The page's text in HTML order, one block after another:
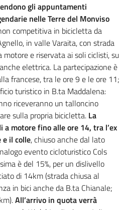
gli appuntamenti
nelle Terre del Monviso
competitiva in bicicletta da
in valle Varaita, con strada
e riservata ai soli ciclisti, su
elettrica. La partecipazione è
francese, tra le ore 9 e le ore 11;
turistico in B.ta Maddalena:
riceveranno un talloncino
sulla propria bicicletta. La
motore fino alle ore 14, tra l’ex
e il colle, chiuso anche dal lato
evento cicloturistico Cols
è del 15%, per un dislivello
di 14km (strada chiusa al
in bici anche da B.ta Chianale;
All’arrivo in quota verrà